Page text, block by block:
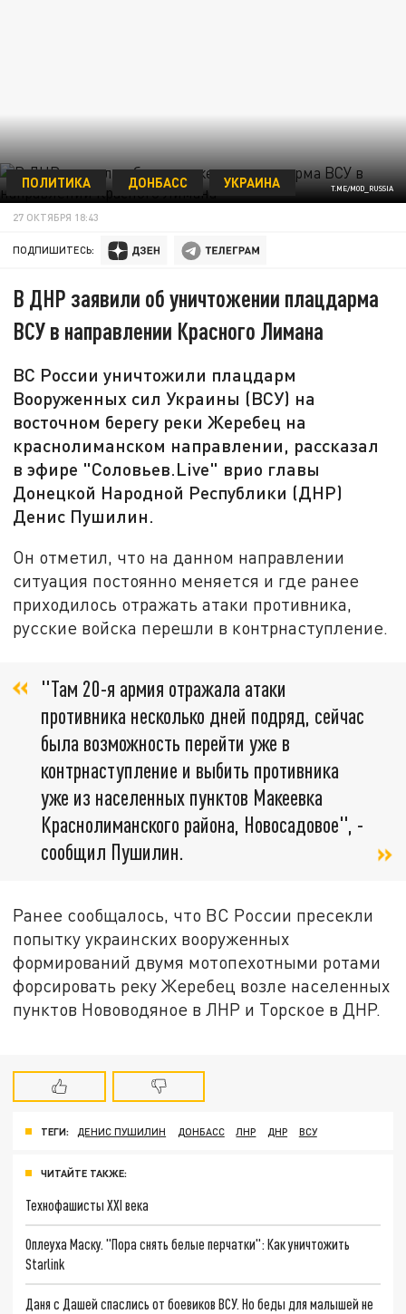
T.ME/MOD_RUSSIA
ПОЛИТИКА ДОНБАСС УКРАИНА
27 ОКТЯБРЯ 18:43
ПОДПИШИТЕСЬ:
В ДНР заявили об уничтожении плацдарма
ВСУ в направлении Красного Лимана
ВС России уничтожили плацдарм
Вооруженных сил Украины (ВСУ) на
восточном берегу реки Жеребец на
краснолиманском направлении, рассказал
в эфире "Соловьев.Live" врио главы
Донецкой Народной Республики (ДНР)
Денис Пушилин.
Он отметил, что на данном направлении
ситуация постоянно меняется и где ранее
приходилось отражать атаки противника,
русские войска перешли в контрнаступление.
"Там 20-я армия отражала атаки
противника несколько дней подряд, сейчас
была возможность перейти уже в
контрнаступление и выбить противника
уже из населенных пунктов Макеевка
Краснолиманского района, Новосадовое", -
сообщил Пушилин.
Ранее сообщалось, что ВС России пресекли
попытку украинских вооруженных
формирований двумя мотопехотными ротами
форсировать реку Жеребец возле населенных
пунктов Нововодяное в ЛНР и Торское в ДНР.
ТЕГИ: ДЕНИС ПУШИЛИН ДОНБАСС ЛНР ДНР ВСУ
ЧИТАЙТЕ ТАКЖЕ:
Технофашисты XXI века
Оплеуха Маску. "Пора снять белые перчатки": Как уничтожить
Starlink
Даня с Дашей спаслись от боевиков ВСУ. Но беды для малышей не